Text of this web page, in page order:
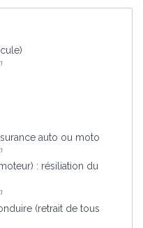
auto ou moto
: résiliation du
(retrait de tous